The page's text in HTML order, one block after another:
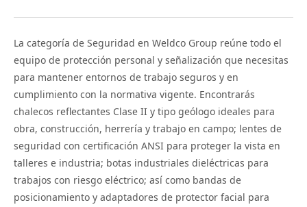
La categoría de Seguridad en Weldco Group reúne todo el
equipo de protección personal y señalización que necesitas
para mantener entornos de trabajo seguros y en
cumplimiento con la normativa vigente. Encontrarás
chalecos reflectantes Clase II y tipo geólogo ideales para
obra, construcción, herrería y trabajo en campo; lentes de
seguridad con certificación ANSI para proteger la vista en
talleres e industria; botas industriales dieléctricas para
trabajos con riesgo eléctrico; así como bandas de
posicionamiento y adaptadores de protector facial para